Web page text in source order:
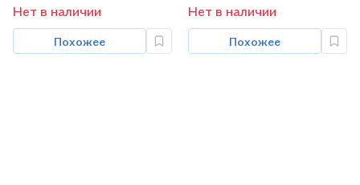
Нет в наличии
Похожее
Нет в наличии
Похожее